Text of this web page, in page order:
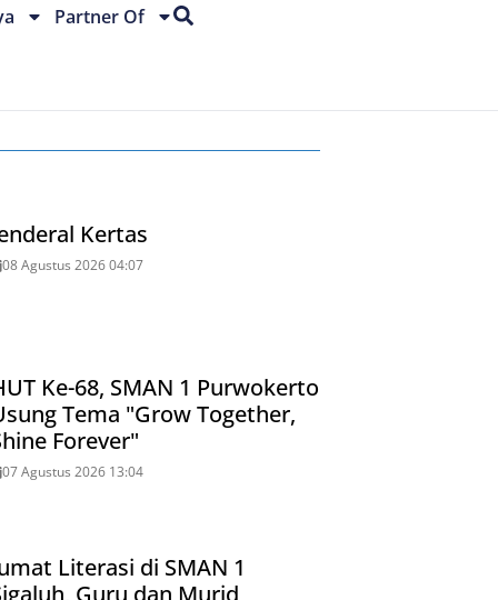
Partner Of
Kertas
08 Agustus 2026 04:07
Ke-68, SMAN 1 Purwokerto
Tema "Grow Together,
Forever"
07 Agustus 2026 13:04
Literasi di SMAN 1
Guru dan Murid